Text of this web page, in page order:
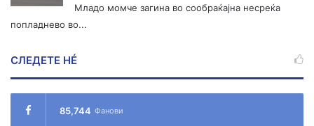
Младо момче загина во сообраќајна несреќа
попладнево во...
СЛЕДЕТЕ НÉ
85,744 Фанови